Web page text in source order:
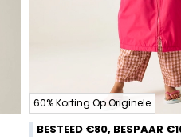
60% Korting Op Originele
BESTEED €80, BESPAAR